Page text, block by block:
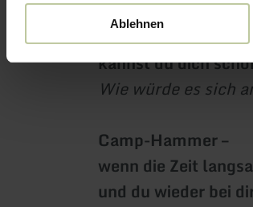
Ablehnen
Und während du
kannst du dich
Wie würde es sich
Camp-Hammer –
wenn die Zeit
und du wieder bei